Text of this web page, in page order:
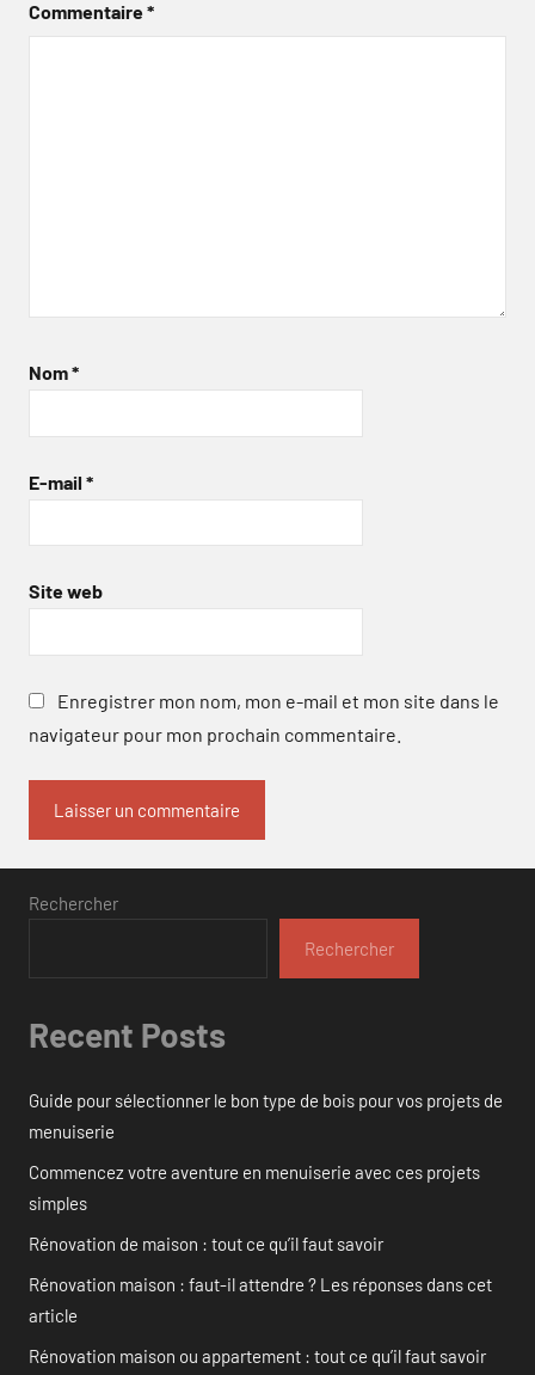
Commentaire*
Nom*
E-mail *
Site web
Enregistrer mon nom, mon e-mail et mon site dans le
navigateur pour mon prochain commentaire.
Rechercher
Rechercher
Recent Posts
Guide pour sélectionner le bon type de bois pour vos projets de
menuiserie
Commencez votre aventure en menuiserie avec ces projets
simples
Rénovation de maison : tout ce qu’il faut savoir
Rénovation maison : faut-il attendre ? Les réponses dans cet
article
Rénovation maison ou appartement : tout ce qu’il faut savoir